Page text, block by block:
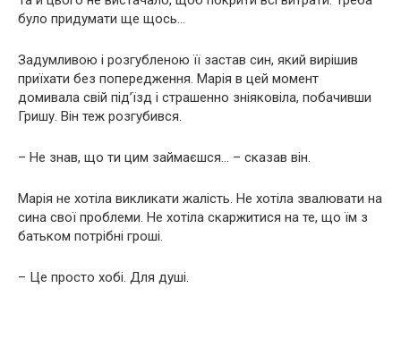
було придумати ще щось…
Задумливою і розгубленою її застав син, який вирішив
приїхати без попередження. Марія в цей момент
домивала свій під’їзд і страшенно зніяковіла, побачивши
Гришу. Він теж розгубився.
– Не знав, що ти цим займаєшся… – сказав він.
Марія не хотіла викликати жалість. Не хотіла звалювати на
сина свої проблеми. Не хотіла скаржитися на те, що їм з
батьком потрібні гроші.
– Це просто хобі. Для душі.